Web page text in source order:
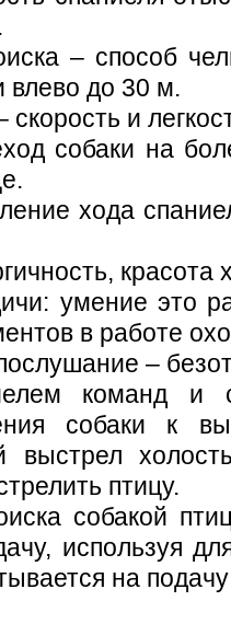
– способ
влево до 30 м.
и
собаки на
хода
красота
умение это
в работе
–
команд и
собаки к
выстрел
птицу.
собакой
используя
на